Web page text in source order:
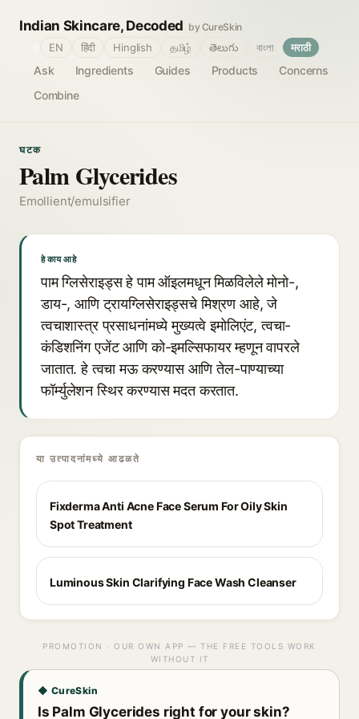
Indian Skincare, Decoded by CureSkin
Ask Ingredients Guides Products
Concerns
Combine
EN हिंदी Hinglish தமிழ் తెలుగు বাংলা मराठी
घटक
Palm Glycerides
Emollient/emulsifier
हे काय आहे
पाम ग्लिसेराइड्स हे पाम ऑइलमधून मिळविलेले मोनो-,
डाय-, आणि ट्रायग्लिसेराइड्सचे मिश्रण आहे, जे
त्वचाशास्त्र प्रसाधनांमध्ये मुख्यत्वे इमोलिएंट, त्वचा-
कंडिशनिंग एजेंट आणि को-इमल्सिफायर म्हणून वापरले
जातात. हे त्वचा मऊ करण्यास आणि तेल-पाण्याच्या
फॉर्म्युलेशन स्थिर करण्यास मदत करतात.
या उत्पादनांमध्ये आढळते
Fixderma Anti Acne Face Serum For Oily Skin
Spot Treatment
Luminous Skin Clarifying Face Wash Cleanser
PROMOTION · OUR OWN APP — THE FREE TOOLS WORK
WITHOUT IT
◆ CureSkin
Is Palm Glycerides right for your skin?